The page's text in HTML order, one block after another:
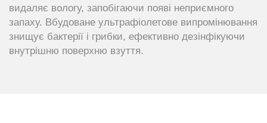
видаляє вологу, запобігаючи появі неприємного
запаху. Вбудоване ультрафіолетове випромінювання
знищує бактерії і грибки, ефективно дезінфікуючи
внутрішню поверхню взуття.